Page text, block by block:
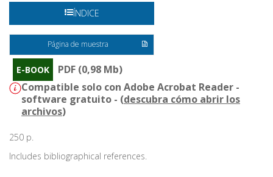
ÍNDICE
Página de muestra
E-BOOK
PDF (0,98 Mb)
Compatible solo con Adobe Acrobat Reader -
software gratuito - (descubra cómo abrir los
archivos)
250 p.
Includes bibliographical references.